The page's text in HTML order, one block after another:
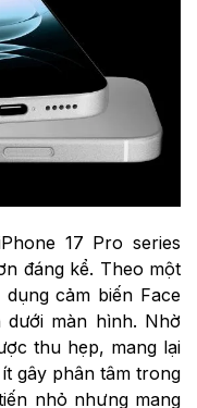
17 Pro series
đáng kể. Theo một
cảm biến Face
màn hình. Nhờ
thu hẹp, mang lại
gây phân tâm trong
nhỏ nhưng mang